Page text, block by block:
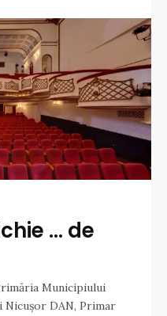
… de
Nicușor DAN, Primar